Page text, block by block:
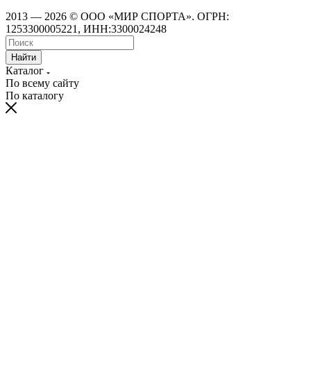
2013 — 2026 © ООО «МИР СПОРТА». ОГРН:
1253300005221, ИНН:3300024248
Найти
Каталог
По всему сайту
По каталогу